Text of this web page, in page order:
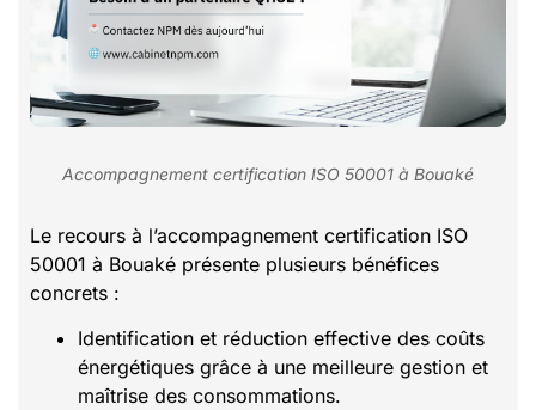
Accompagnement certification ISO 50001 à Bouaké
Le recours à l’accompagnement certification ISO
50001 à Bouaké présente plusieurs bénéfices
concrets :
Identification et réduction effective des coûts
énergétiques grâce à une meilleure gestion et
maîtrise des consommations.